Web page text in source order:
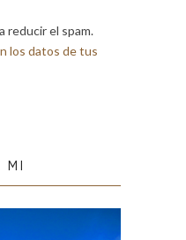
reducir el spam.
los datos de tus
MI